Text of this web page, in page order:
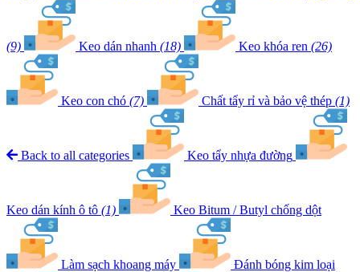
(9) Keo dán nhanh (18) Keo khóa ren (26)
Keo con chó (7) Chất tẩy rỉ và bảo vệ thép (1)
Back to all categories Keo tẩy nhựa đường
Keo dán kính ô tô (1) Keo Bitum / Butyl chống dột
Làm sạch khoang máy Đánh bóng kim loại